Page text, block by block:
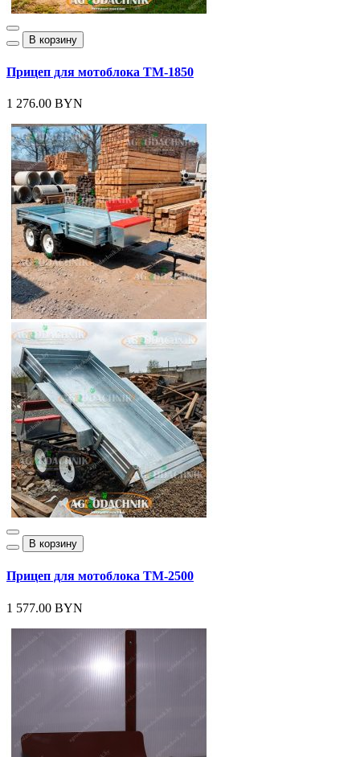
В корзину
Прицеп для мотоблока ТМ-1850
1 276.00 BYN
В корзину
Прицеп для мотоблока ТМ-2500
1 577.00 BYN